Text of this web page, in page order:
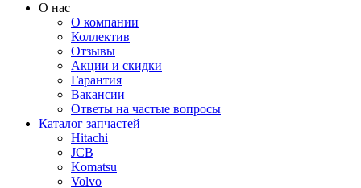
О нас
О компании
Коллектив
Отзывы
Акции и скидки
Гарантия
Вакансии
Ответы на частые вопросы
Каталог запчастей
Hitachi
JCB
Komatsu
Volvo